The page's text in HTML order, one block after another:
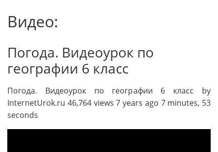
Видео:
Погода. Видеоурок по
географии 6 класс
Погода. Видеоурок по географии 6 класс by
InternetUrok.ru 46,764 views 7 years ago 7 minutes, 53
seconds